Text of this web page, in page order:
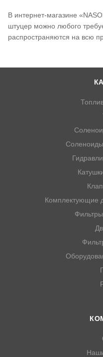
В интернет-магазине
штуцер можно любого
распространяются на всю
Соленоиды
Комплектующие